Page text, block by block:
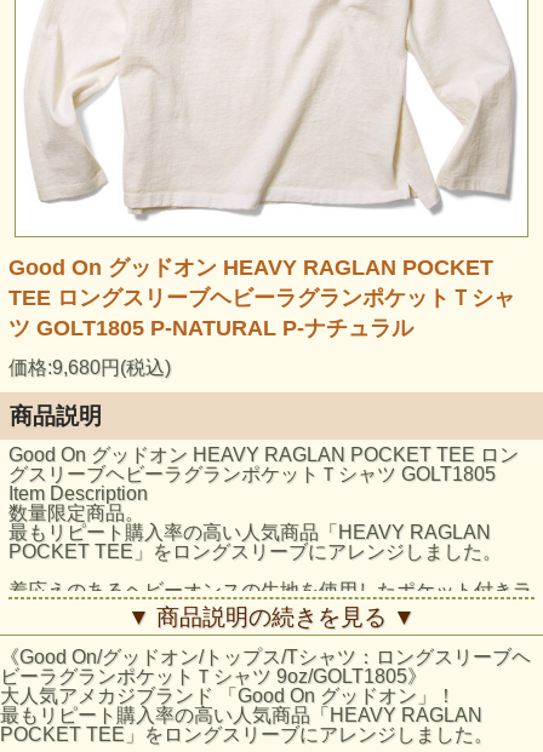
Good On グッドオン HEAVY RAGLAN POCKET
TEE ロングスリーブヘビーラグランポケットＴシャ
ツ GOLT1805 P-NATURAL P-ナチュラル
価格:9,680円(税込)
商品説明
Good On グッドオン HEAVY RAGLAN POCKET TEE ロン
グスリーブヘビーラグランポケットＴシャツ GOLT1805
Item Description
数量限定商品。
最もリピート購入率の高い人気商品「HEAVY RAGLAN
POCKET TEE」をロングスリーブにアレンジしました。
着応えのあるヘビーオンスの生地を使用したポケット付きラ
グランＴシャツ。
一度着ると病み付きになる着心地の良さとシンプルかつ無骨
な表情が特徴です。
発色が良く上品な仕上がりのReactive Dye（反応染め）カラ
ーは、素材本来の柔らかくナチュラルな風合い感を楽しむこ
とができ、シンプルな見た目と着回しやすさが特徴。
▼ 商品説明の続きを見る ▼
《Good On/グッドオン/トップス/Tシャツ：ロングスリーブヘ
ビーラグランポケットＴシャツ 9oz/GOLT1805》
大人気アメカジブランド 「Good On グッドオン」！
最もリピート購入率の高い人気商品「HEAVY RAGLAN
POCKET TEE」をロングスリーブにアレンジしました。